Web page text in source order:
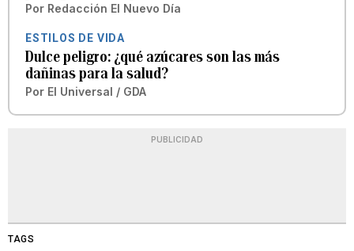
Por Redacción El Nuevo Día
ESTILOS DE VIDA
Dulce peligro: ¿qué azúcares son las más
dañinas para la salud?
Por El Universal / GDA
PUBLICIDAD
TAGS